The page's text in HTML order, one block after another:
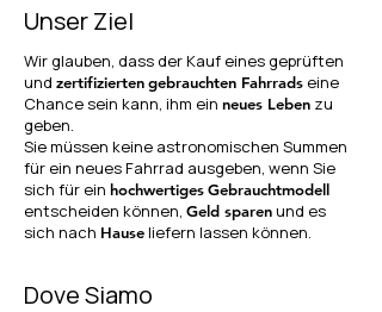
Unser Ziel
Wir glauben, dass der Kauf eines geprüften
und zertifiziertengebrauchten Fahrrads eine
Chance sein kann, ihm ein neues Leben zu
geben.
Sie müssen keine astronomischen Summen
für ein neues Fahrrad ausgeben, wenn Sie
sich für ein hochwertigesGebrauchtmodell
entscheiden können, Geld sparenund es
sich nach Hauseliefern lassen können.
Dove Siamo